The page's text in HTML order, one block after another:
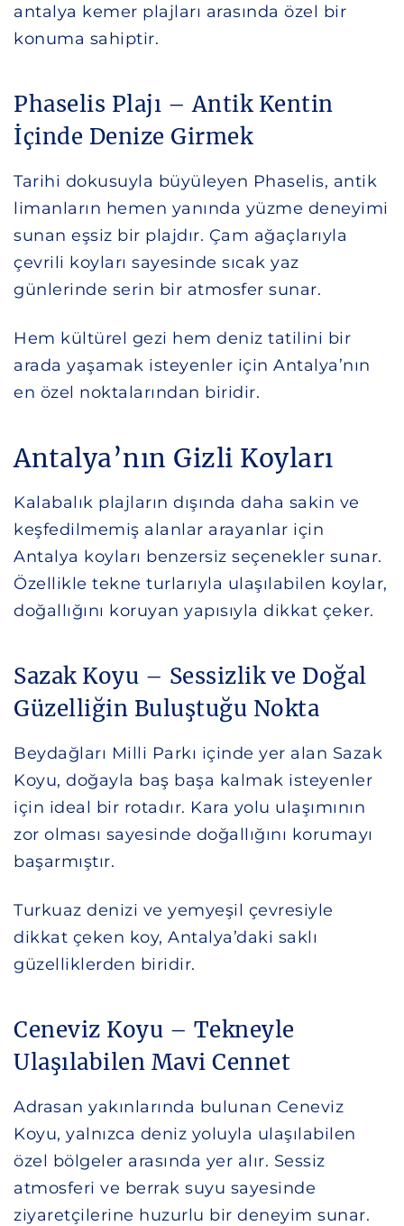
antalya kemer plajları arasında özel bir
konuma sahiptir.
Phaselis Plajı – Antik Kentin
İçinde Denize Girmek
Tarihi dokusuyla büyüleyen Phaselis, antik
limanların hemen yanında yüzme deneyimi
sunan eşsiz bir plajdır. Çam ağaçlarıyla
çevrili koyları sayesinde sıcak yaz
günlerinde serin bir atmosfer sunar.
Hem kültürel gezi hem deniz tatilini bir
arada yaşamak isteyenler için Antalya’nın
en özel noktalarından biridir.
Antalya’nın Gizli Koyları
Kalabalık plajların dışında daha sakin ve
keşfedilmemiş alanlar arayanlar için
Antalya koyları benzersiz seçenekler sunar.
Özellikle tekne turlarıyla ulaşılabilen koylar,
doğallığını koruyan yapısıyla dikkat çeker.
Sazak Koyu – Sessizlik ve Doğal
Güzelliğin Buluştuğu Nokta
Beydağları Milli Parkı içinde yer alan Sazak
Koyu, doğayla baş başa kalmak isteyenler
için ideal bir rotadır. Kara yolu ulaşımının
zor olması sayesinde doğallığını korumayı
başarmıştır.
Turkuaz denizi ve yemyeşil çevresiyle
dikkat çeken koy, Antalya’daki saklı
güzelliklerden biridir.
Ceneviz Koyu – Tekneyle
Ulaşılabilen Mavi Cennet
Adrasan yakınlarında bulunan Ceneviz
Koyu, yalnızca deniz yoluyla ulaşılabilen
özel bölgeler arasında yer alır. Sessiz
atmosferi ve berrak suyu sayesinde
ziyaretçilerine huzurlu bir deneyim sunar.